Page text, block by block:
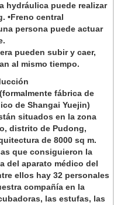
hydráulica puede realizar
•Freno central
persona puede actuar
pueden subir y caer,
al mismo tiempo.
fábrica de
de Shangai Yuejin)
situados en la zona
distrito de Pudong,
de 8000 sq m.
que consiguieron la
del aparato médico del
ellos hay 32 personales
compañía en la
las estufas, las